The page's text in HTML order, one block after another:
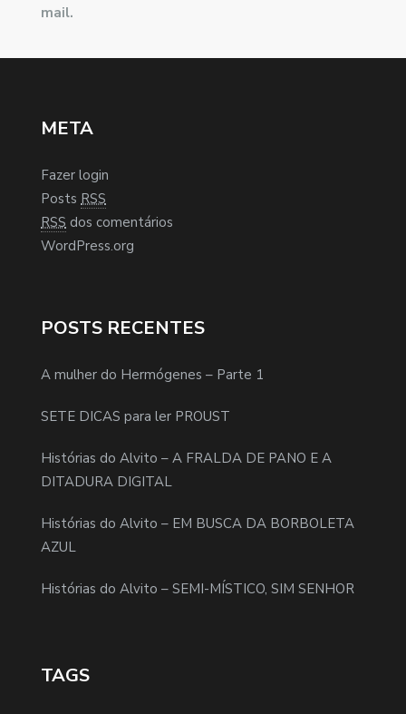
mail.
META
Fazer login
Posts RSS
RSS dos comentários
WordPress.org
POSTS RECENTES
A mulher do Hermógenes – Parte 1
SETE DICAS para ler PROUST
Histórias do Alvito – A FRALDA DE PANO E A
DITADURA DIGITAL
Histórias do Alvito – EM BUSCA DA BORBOLETA
AZUL
Histórias do Alvito – SEMI-MÍSTICO, SIM SENHOR
TAGS